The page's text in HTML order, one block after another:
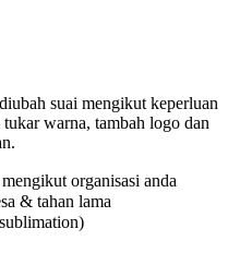
suai mengikut keperluan
warna, tambah logo dan
organisasi anda
& tahan lama